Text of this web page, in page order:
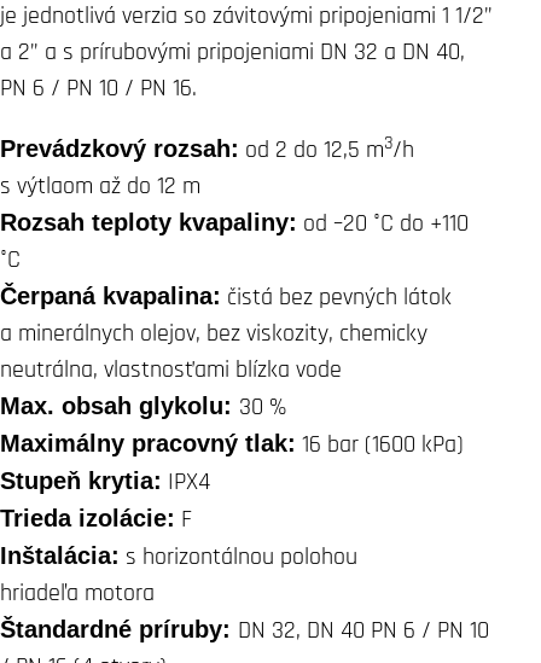
je jednotlivá verzia so závitovými pripojeniami 1 1/2”
a 2” a s prírubovými pripojeniami DN 32 a DN 40,
PN 6 / PN 10 / PN 16.
Prevádzkový rozsah: od 2 do 12,5 m3/h
s výtlaom až do 12 m
Rozsah teploty kvapaliny: od –20 °C do +110
°C
Čerpaná kvapalina: čistá bez pevných látok
a minerálnych olejov, bez viskozity, chemicky
neutrálna, vlastnosťami blízka vode
Max. obsah glykolu: 30 %
Maximálny pracovný tlak: 16 bar (1600 kPa)
Stupeň krytia: IPX4
Trieda izolácie: F
Inštalácia: s horizontálnou polohou
hriadeľa motora
Štandardné príruby: DN 32, DN 40 PN 6 / PN 10